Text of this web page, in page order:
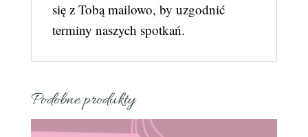
się z Tobą mailowo, by uzgodnić
terminy naszych spotkań.
Podobne produkty